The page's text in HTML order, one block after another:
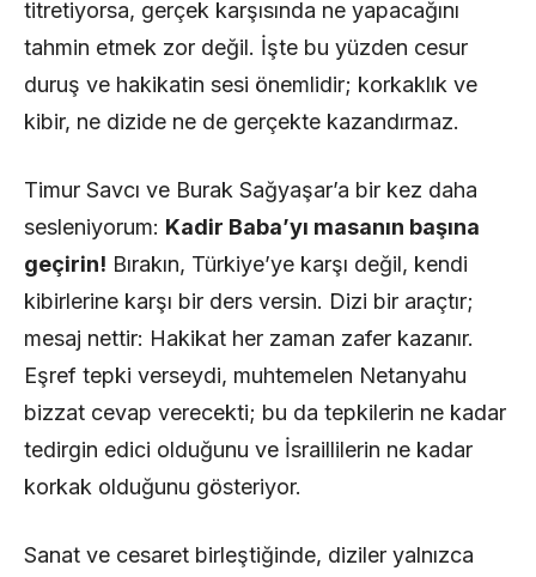
titretiyorsa, gerçek karşısında ne yapacağını
tahmin etmek zor değil. İşte bu yüzden cesur
duruş ve hakikatin sesi önemlidir; korkaklık ve
kibir, ne dizide ne de gerçekte kazandırmaz.
Timur Savcı ve Burak Sağyaşar’a bir kez daha
sesleniyorum: Kadir Baba’yı masanın başına
geçirin! Bırakın, Türkiye’ye karşı değil, kendi
kibirlerine karşı bir ders versin. Dizi bir araçtır;
mesaj nettir: Hakikat her zaman zafer kazanır.
Eşref tepki verseydi, muhtemelen Netanyahu
bizzat cevap verecekti; bu da tepkilerin ne kadar
tedirgin edici olduğunu ve İsraillilerin ne kadar
korkak olduğunu gösteriyor.
Sanat ve cesaret birleştiğinde, diziler yalnızca